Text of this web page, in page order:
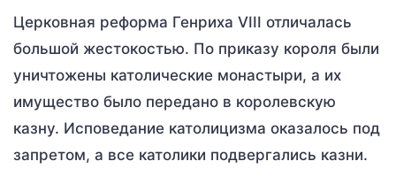
Церковная реформа Генриха VIII отличалась
большой жестокостью. По приказу короля были
уничтожены католические монастыри, а их
имущество было передано в королевскую
казну. Исповедание католицизма оказалось под
запретом, а все католики подвергались казни.